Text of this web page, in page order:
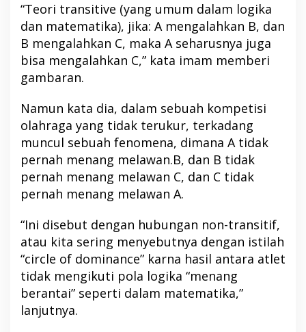
“Teori transitive (yang umum dalam logika
dan matematika), jika: A mengalahkan B, dan
B mengalahkan C, maka A seharusnya juga
bisa mengalahkan C,” kata imam memberi
gambaran.
Namun kata dia, dalam sebuah kompetisi
olahraga yang tidak terukur, terkadang
muncul sebuah fenomena, dimana A tidak
pernah menang melawan.B, dan B tidak
pernah menang melawan C, dan C tidak
pernah menang melawan A.
“Ini disebut dengan hubungan non-transitif,
atau kita sering menyebutnya dengan istilah
“circle of dominance” karna hasil antara atlet
tidak mengikuti pola logika “menang
berantai” seperti dalam matematika,”
lanjutnya.